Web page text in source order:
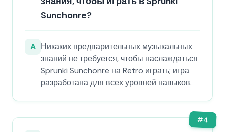
Sunchonre?
A Никаких предварительных музыкальных
знаний не требуется, чтобы наслаждаться
Sprunki Sunchonre на Retro играть; игра
разработана для всех уровней навыков.
#4